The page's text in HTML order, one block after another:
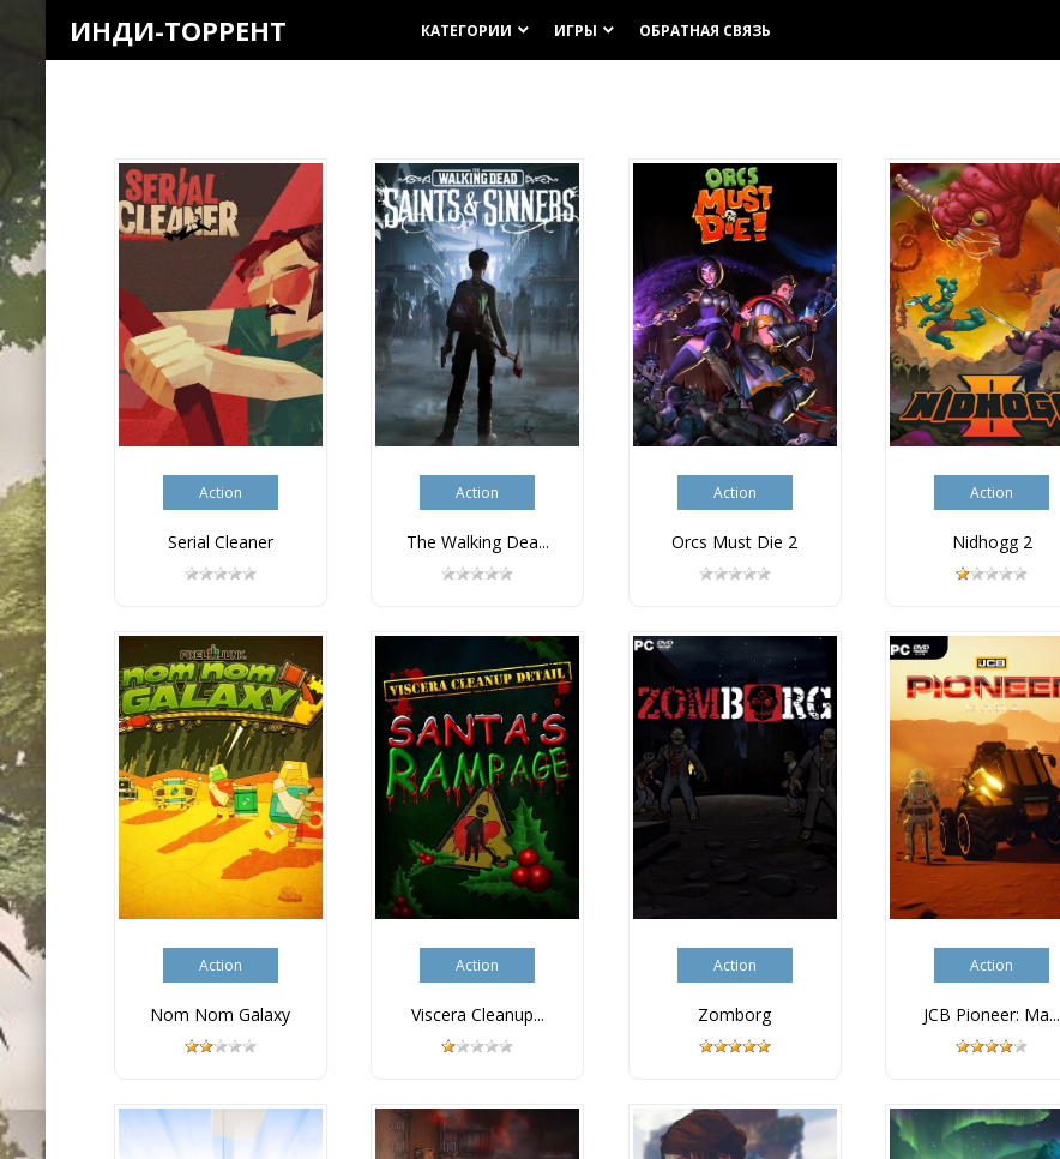
ИНДИ-ТОРРЕНТ КАТЕГОРИИ keyboard_arrow_down ИГРЫ keyboard_arrow_down ОБРАТНАЯ СВЯЗЬ
Action
Serial Cleaner
Action
The Walking Dea...
Action
Orcs Must Die 2
Action
Nidhogg 2
Action
Nom Nom Galaxy
Action
Viscera Cleanup...
Action
Zomborg
Action
JCB Pioneer: Ma...